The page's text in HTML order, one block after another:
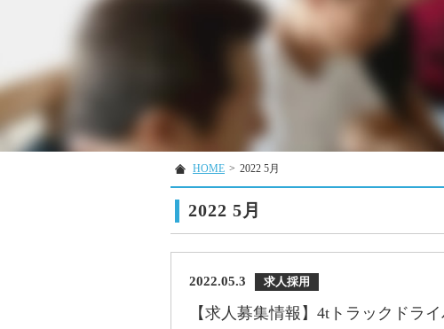
HOME > 2022 5月
2022 5月
2022.05.3 求人採用
【求人募集情報】4tトラックドラ